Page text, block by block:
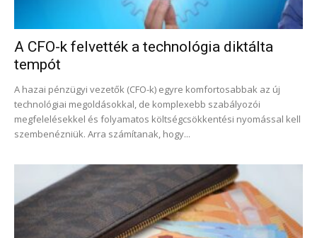
A CFO-k felvették a technológia diktálta
tempót
A hazai pénzügyi vezetők (CFO-k) egyre komfortosabbak az új
technológiai megoldásokkal, de komplexebb szabályozói
megfelelésekkel és folyamatos költségcsökkentési nyomással kell
szembenézniük. Arra számítanak, hogy...